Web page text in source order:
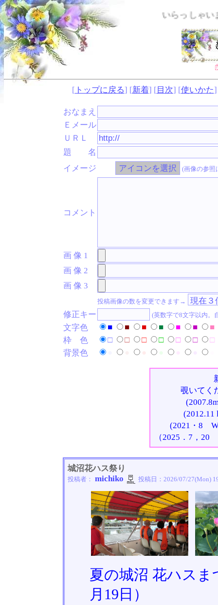
いらっしゃいませ・
[ トップに戻る] [新着] [ 目次] [使いかた
おなまえ
Ｅメール
ＵＲＬ
題 名
イメージ
(画像の参照
コメント
画 像 1
画 像 2
画 像 3
投稿画像の数を変更できます→
修正キー (英数字で8文字以内。
文字色 ■ ■ ■ ■ ■ ■
■
枠 色
□ □ □ □ □ □
□
背景色
覗いてく
(2012.11
(2021・8
（2025．7，
城沼花ハス祭り
投稿者： michiko 投稿日： 2026/07/27(Mon)
夏の城沼 花ハス
月19日）